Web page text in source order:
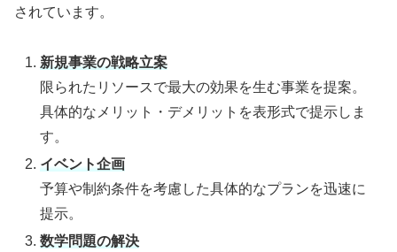
されています。
新規事業の戦略立案
限られたリソースで最大の効果を生む事業を提案。
具体的なメリット・デメリットを表形式で提示しま
す。
イベント企画
予算や制約条件を考慮した具体的なプランを迅速に
提示。
数学問題の解決